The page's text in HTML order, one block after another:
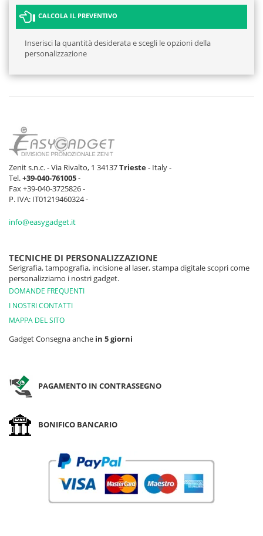
CALCOLA IL PREVENTIVO
Inserisci la quantità desiderata e scegli le opzioni della
personalizzazione
Zenit s.n.c. - Via Rivalto, 1 34137Trieste- Italy -
Tel.+39-040-761005-
Fax +39-040-3725826 -
P. IVA: IT01219460324 -
info@easygadget.it
TECNICHE DI PERSONALIZZAZIONE
Serigrafia, tampografia, incisione al laser, stampa digitale scopri come
personalizziamo i nostri gadget.
DOMANDE FREQUENTI
I NOSTRI CONTATTI
MAPPA DEL SITO
Gadget Consegna anche in 5 giorni
PAGAMENTO IN CONTRASSEGNO
BONIFICO BANCARIO